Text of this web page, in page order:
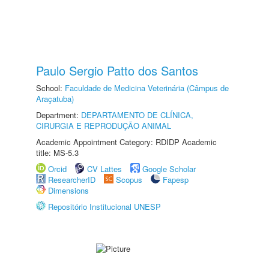
Paulo Sergio Patto dos Santos
School: Faculdade de Medicina Veterinária (Câmpus de
Araçatuba)
Department: DEPARTAMENTO DE CLÍNICA,
CIRURGIA E REPRODUÇÃO ANIMAL
Academic Appointment Category: RDIDP Academic
title: MS-5.3
Orcid
CV Lattes
Google Scholar
ResearcherID
Scopus
Fapesp
Dimensions
Repositório Institucional UNESP